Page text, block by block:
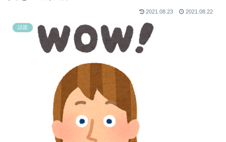
【悲報】ぼく「才能がないなら努力をすれば良いじゃない」お前ら「努力できるのも才能だよ」
FIRE達成者「とにかく暇になり非生産的で地獄」
【画像】本田望結さん、我々を挑発するｗｗｗｗｗ
2021.08.23 2021.08.22
話題